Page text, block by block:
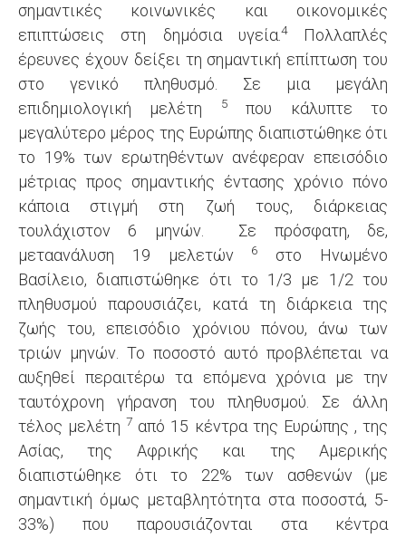
σημαντικές κοινωνικές και οικονομικές
επιπτώσεις στη δημόσια υγεία.4Πολλαπλές
έρευνες έχουν δείξει τη σημαντική επίπτωση του
στο γενικό πληθυσμό. Σε μια μεγάλη
επιδημιολογική μελέτη
5που κάλυπτε το
μεγαλύτερο μέρος της Ευρώπης διαπιστώθηκε ότι
το 19% των ερωτηθέντων ανέφεραν επεισόδιο
μέτριας προς σημαντικής έντασης χρόνιο πόνο
κάποια στιγμή στη ζωή τους, διάρκειας
τουλάχιστον 6 μηνών. Σε πρόσφατη, δε,
μεταανάλυση 19 μελετών
6
στο Ηνωμένο
Βασίλειο, διαπιστώθηκε ότι το 1/3 με 1/2 του
πληθυσμού παρουσιάζει, κατά τη διάρκεια της
ζωής του, επεισόδιο χρόνιου πόνου, άνω των
τριών μηνών. Το ποσοστό αυτό προβλέπεται να
αυξηθεί περαιτέρω τα επόμενα χρόνια με την
ταυτόχρονη γήρανση του πληθυσμού. Σε άλλη
τέλος μελέτη 7 από 15 κέντρα της Ευρώπης , της
Ασίας, της Αφρικής και της Αμερικής
διαπιστώθηκε ότι το 22% των ασθενών (με
σημαντική όμως μεταβλητότητα στα ποσοστά, 5-
33%) που παρουσιάζονται στα κέντρα